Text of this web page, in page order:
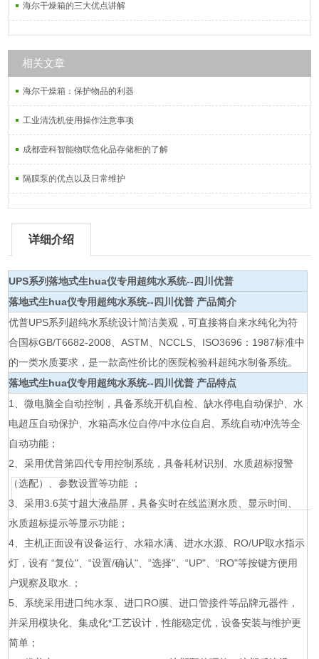
海尔干燥箱的三大优点讲解
相关文章
海尔干燥箱：保护物品的利器
工业清洗机使用操作注意事项
成都壹科智能物联危化品存储柜的了解
隔膜泵的优点以及日常维护
详细介绍
UPS系列落地式生hua仪专用超纯水系统--四川优普
落地式生hua仪专用超纯水系统--四川优普 产品简介
优普UPS系列超纯水系统设计简洁美观，可直接将自来水纯化为符
合国标GB/T6682-2008、ASTM、NCCLS、ISO3696：1987标准中
的一类水质要求，是一款高性价比的医院检验科超纯水制备系统。
落地式生hua仪专用超纯水系统--四川优普 产品特点
1、微电脑全自动控制，具备系统开机自检、缺水停电自动保护、水
电超压自动保护、水箱高水位自停/中水位自启、系统自动冲洗等全
自动功能；
2、采用优普第四代专用控制系统，具备耗材识别、水质超标报警
（选配）、参数设置等功能 ；
3、采用3.6英寸超大液晶屏，具备实时在线监测水质、显示时间、
水质超标提示等显示功能；
4、主机正面设有设备运行、水箱水满、进水水源、RO/UP取水指示
灯，设有 “复位"、“设置/确认"、“选择"、“UP"、“RO"等按键方便用
户观察及取水.；
5、系统采用进口纯水泵、进口RO膜、进口管接件等品牌元器件，
并采用模块化、集成化*工艺设计，性能稳定优，设备安装与维护更
简单；